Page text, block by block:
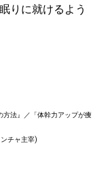
りに就けるよう
法』／「体幹力アップが痩
チャ主宰)